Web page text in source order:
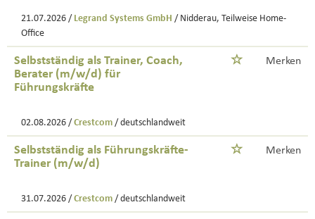
21.07.2026 / Legrand Systems GmbH / Nidderau, Teilweise Home-
Office
Selbstständig als Trainer, Coach,
Berater (m/w/d) für
Führungskräfte
Merken
02.08.2026 / Crestcom / deutschlandweit
Selbstständig als Führungskräfte-
Trainer (m/w/d)
Merken
31.07.2026 / Crestcom / deutschlandweit